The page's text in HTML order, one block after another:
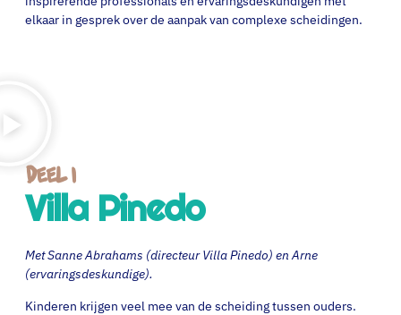
elkaar in gesprek over de aanpak van complexe scheidingen.
Deel 1
Villa Pinedo
Met Sanne Abrahams (directeur Villa Pinedo) en Arne
(ervaringsdeskundige).
Kinderen krijgen veel mee van de scheiding tussen ouders.